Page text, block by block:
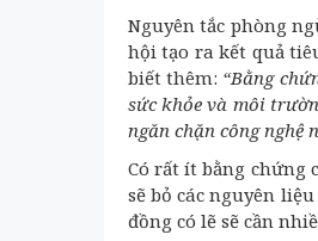
Nguyên tắc phòng
hội tạo ra kết quả
biết thêm: “Bằng
sức khỏe và môi
ngăn chặn công
Có rất ít bằng chứng
sẽ bỏ các nguyên
đồng có lẽ sẽ cần